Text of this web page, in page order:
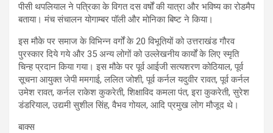
पीसी थपलियाल ने पत्रिका के विगत दस वर्षों की यात्रा और भविष्य का रोडमैप
बताया। मंच संचालन योगाम्बर पॉली और मोनिका बिष्ट ने किया।
इस मौके पर समाज के विभिन्न वर्गों के 20 विभूतियों को उत्तराखंड गौरव
पुरस्कार दिये गये और 35 अन्य लोगों को उल्लेखनीय कार्यों के लिए स्मृति
चिन्ह प्रदान किया गया। इस मौके पर पूर्व आईजी सत्यशरण कोठियाल, पूर्व
सूचना आयुक्त जेपी ममगाई, ललित जोशी, पूर्व कर्नल यदुवीर रावत, पूर्व कर्नल
उमेश रावत, कर्नल राकेश कुकरेती, शिक्षाविद कमला पंत, इरा कुकरेती, सुरेश
डंडरियाल, उद्यमी सुशील सिंह, वैभव गोयल, आदि प्रमुख लोग मौजूद थे।
बाक्स